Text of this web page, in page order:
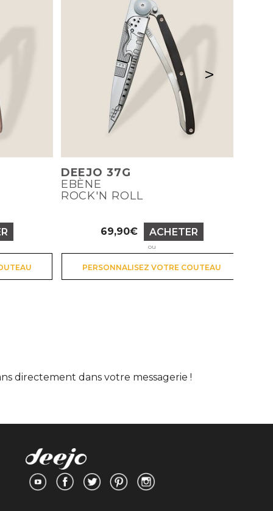
DEEJO 37G
EBÈNE
ROCK'N ROLL
Prix
69,90€ ACHETER
ou
PERSONNALISEZ VOTRE COUTEAU
>
directement dans votre messagerie !